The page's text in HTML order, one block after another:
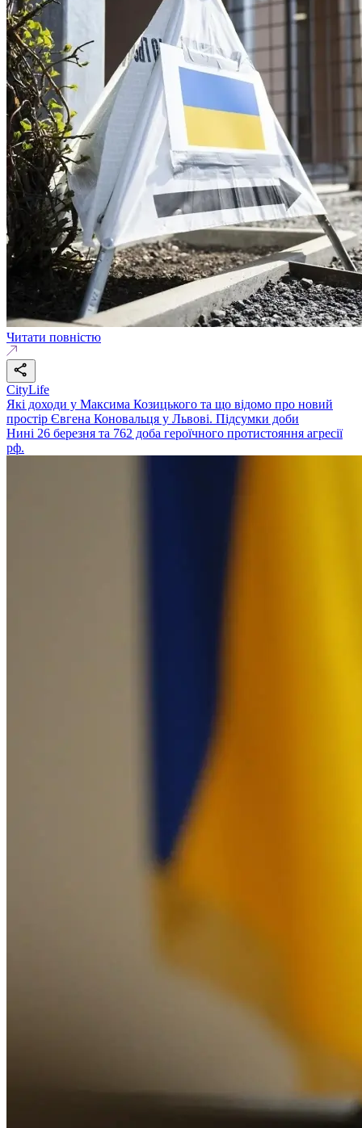
Читати повністю
CityLife
Які доходи у Максима Козицького та що відомо про новий
простір Євгена Коновальця у Львові. Підсумки доби
Нині 26 березня та 762 доба героїчного протистояння агресії
рф.